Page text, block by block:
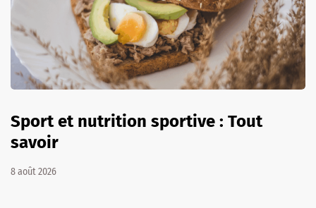
Sport et nutrition sportive : Tout
savoir
8 août 2026